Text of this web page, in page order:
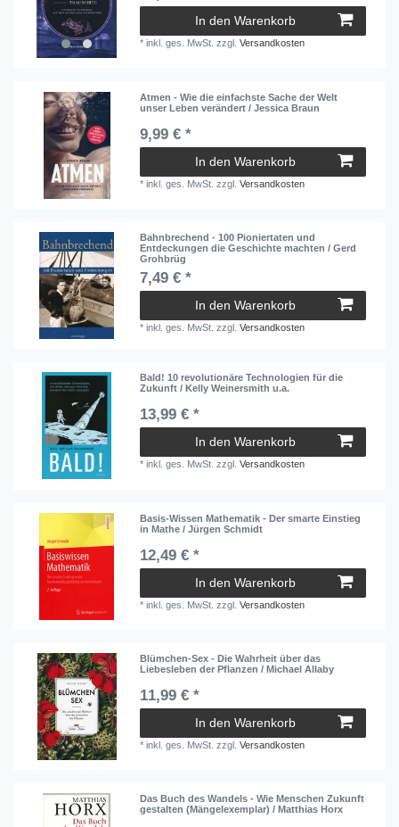
In den Warenkorb
*inkl. ges. MwSt. zzgl.Versandkosten
Atmen - Wie die einfachste Sache der Welt
unser Leben verändert / Jessica Braun
9,99 € *
In den Warenkorb
*inkl. ges. MwSt. zzgl.Versandkosten
Bahnbrechend - 100 Pioniertaten und
Entdeckungen die Geschichte machten / Gerd
Grohbrüg
7,49 € *
In den Warenkorb
*inkl. ges. MwSt. zzgl.Versandkosten
Bald! 10 revolutionäre Technologien für die
Zukunft / Kelly Weinersmith u.a.
13,99 € *
In den Warenkorb
*inkl. ges. MwSt. zzgl.Versandkosten
Basis-Wissen Mathematik - Der smarte Einstieg
in Mathe / Jürgen Schmidt
12,49 € *
In den Warenkorb
*inkl. ges. MwSt. zzgl.Versandkosten
Blümchen-Sex - Die Wahrheit über das
Liebesleben der Pflanzen / Michael Allaby
11,99 € *
In den Warenkorb
*inkl. ges. MwSt. zzgl.Versandkosten
Das Buch des Wandels - Wie Menschen Zukunft
gestalten (Mängelexemplar) / Matthias Horx